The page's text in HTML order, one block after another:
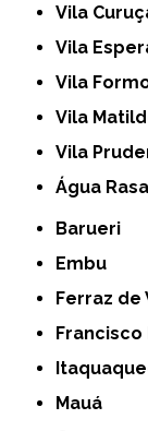
Vila
Vila
Vila
Vila
Vila
Água Rasa
Barueri
Embu
Ferraz
Mauá